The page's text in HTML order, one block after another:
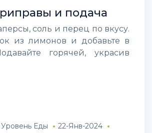
и подача
из лимонов и добавьте в
горячей, украсив
Уровень Еды
22-Янв-2024